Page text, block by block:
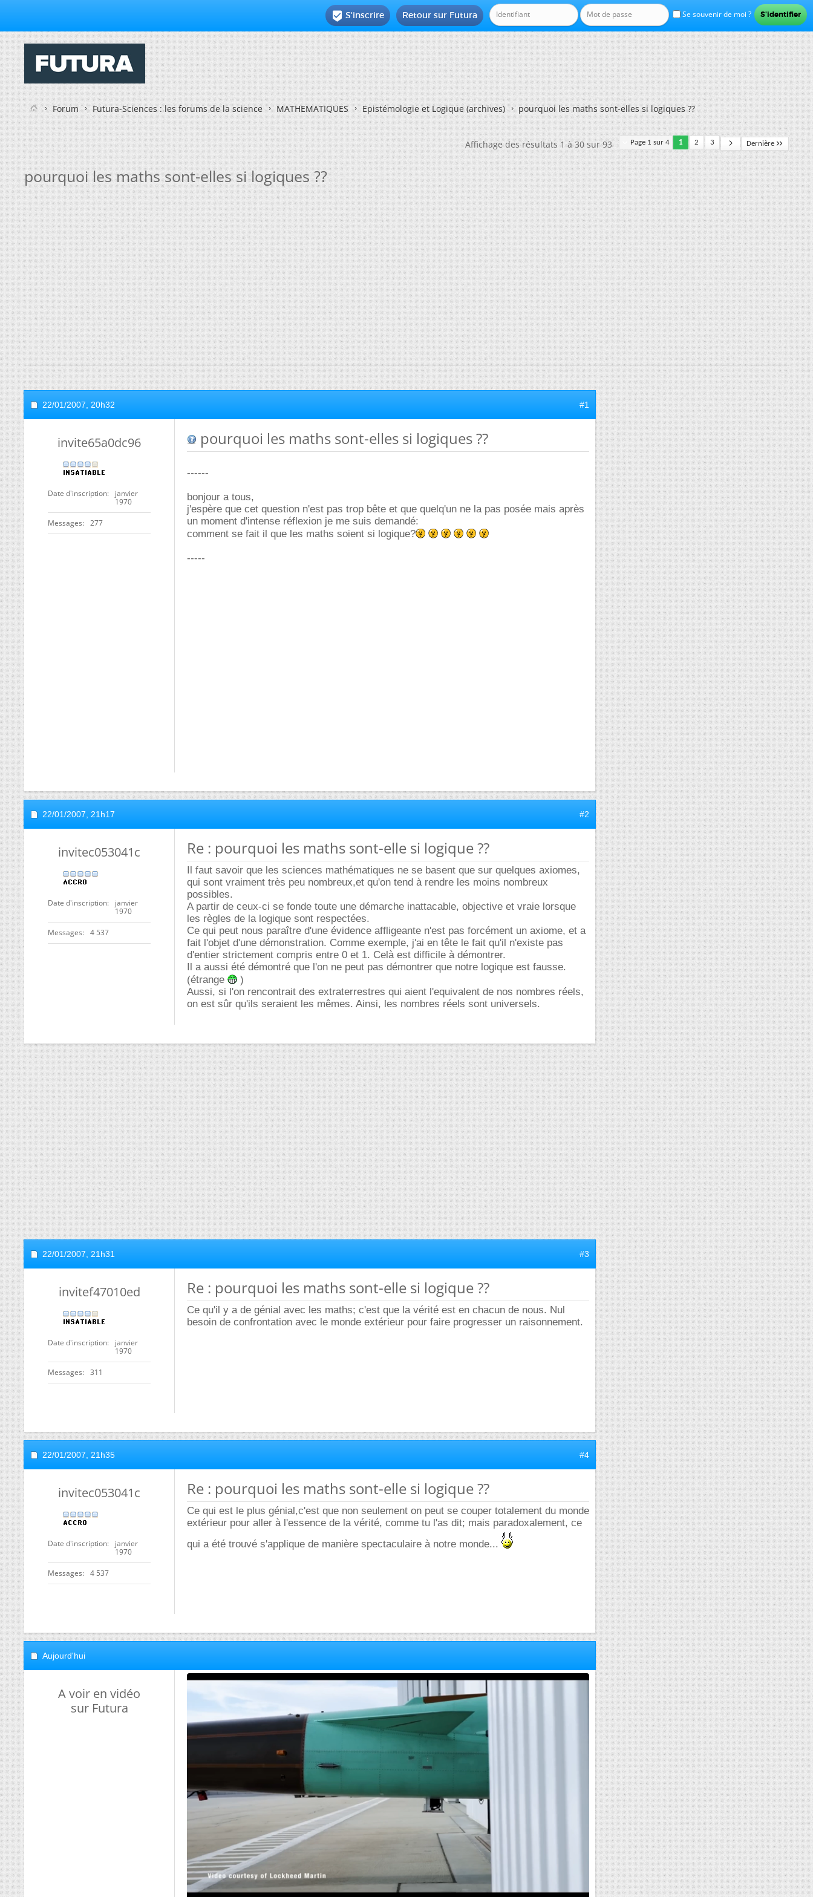
Se souvenir de moi ?
Retour sur Futura
 S'inscrire
Forum Futura-Sciences : les forums de la science MATHEMATIQUES Epistémologie et Logique (archives) pourquoi les maths sont-elles si logiques ??
Page 1 sur 4 1 2 3 Dernière
Affichage des résultats 1 à 30 sur 93
pourquoi les maths sont-elles si logiques ??
22/01/2007, 20h32 #1
invite65a0dc96
Date d'inscription
janvier
1970
Messages 277
pourquoi les maths sont-elles si logiques ??
------
bonjour a tous,
j'espère que cet question n'est pas trop bête et que quelq'un ne la pas posée mais après
un moment d'intense réflexion je me suis demandé:
comment se fait il que les maths soient si logique?
-----
22/01/2007, 21h17 #2
invitec053041c
Date d'inscription
janvier
1970
Messages 4 537
Re : pourquoi les maths sont-elle si logique ??
Il faut savoir que les sciences mathématiques ne se basent que sur quelques axiomes,
qui sont vraiment très peu nombreux,et qu'on tend à rendre les moins nombreux
possibles.
A partir de ceux-ci se fonde toute une démarche inattacable, objective et vraie lorsque
les règles de la logique sont respectées.
Ce qui peut nous paraître d'une évidence affligeante n'est pas forcément un axiome, et a
fait l'objet d'une démonstration. Comme exemple, j'ai en tête le fait qu'il n'existe pas
d'entier strictement compris entre 0 et 1. Celà est difficile à démontrer.
Il a aussi été démontré que l'on ne peut pas démontrer que notre logique est fausse.
(étrange
)
Aussi, si l'on rencontrait des extraterrestres qui aient l'equivalent de nos nombres réels,
on est sûr qu'ils seraient les mêmes. Ainsi, les nombres réels sont universels.
22/01/2007, 21h31 #3
invitef47010ed
Date d'inscription
janvier
1970
Messages 311
Re : pourquoi les maths sont-elle si logique ??
Ce qu'il y a de génial avec les maths; c'est que la vérité est en chacun de nous. Nul
besoin de confrontation avec le monde extérieur pour faire progresser un raisonnement.
22/01/2007, 21h35 #4
invitec053041c
Date d'inscription
janvier
1970
Messages 4 537
Re : pourquoi les maths sont-elle si logique ??
Ce qui est le plus génial,c'est que non seulement on peut se couper totalement du monde
extérieur pour aller à l'essence de la vérité, comme tu l'as dit; mais paradoxalement, ce
qui a été trouvé s'applique de manière spectaculaire à notre monde...
Aujourd'hui
A voir en vidéo
sur Futura